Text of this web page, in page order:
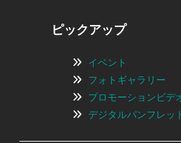
ピックアップ
イベント
フォトギャラリー
プロモーションビデ
デジタルパンフレッ